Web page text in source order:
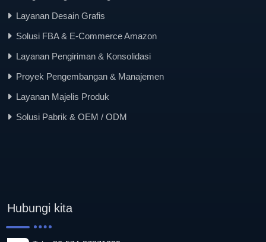
Layanan Desain Grafis
Solusi FBA & E-Commerce Amazon
Layanan Pengiriman & Konsolidasi
Proyek Pengembangan & Manajemen
Layanan Majelis Produk
Solusi Pabrik & OEM / ODM
Hubungi kita